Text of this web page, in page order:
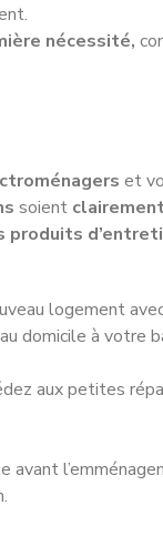
nécessité,
et
soient
produits
logement
domicile à votre
aux petites
avant